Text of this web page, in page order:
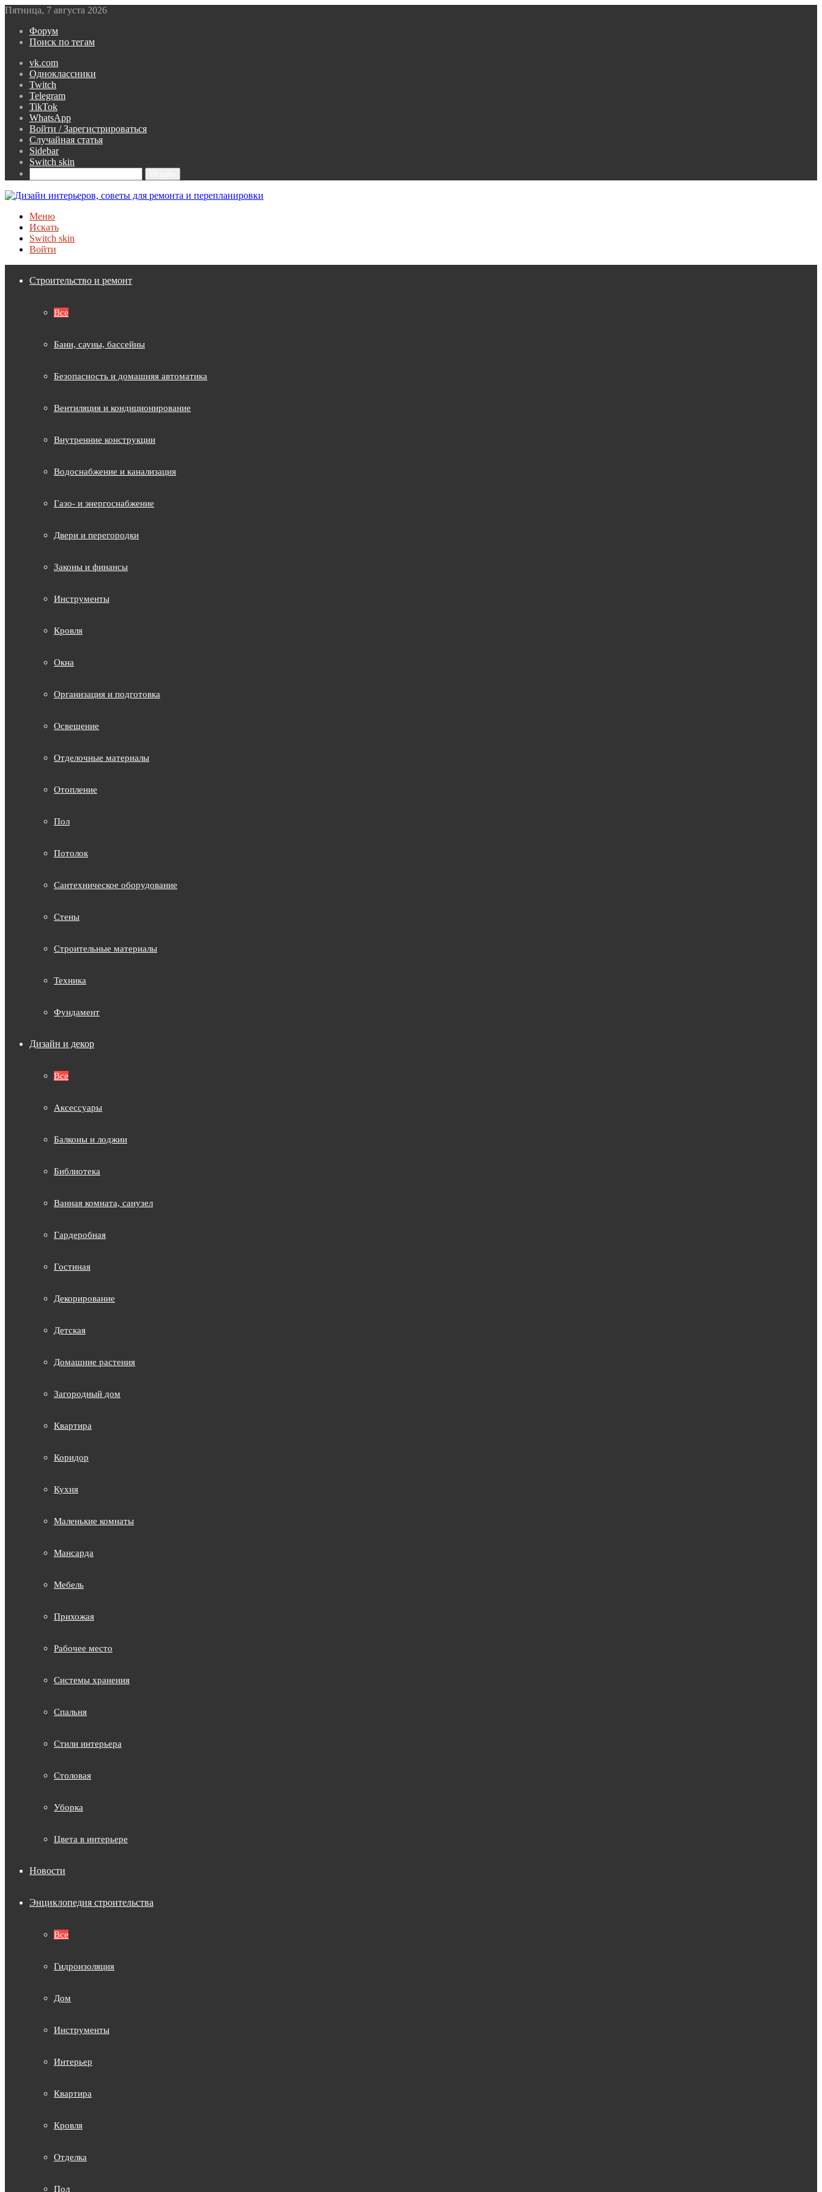
Пятница, 7 августа 2026
Форум
Поиск по тегам
vk.com
Одноклассники
Twitch
Telegram
TikTok
WhatsApp
Войти / Зарегистрироваться
Случайная статья
Sidebar
Switch skin
Меню
Искать
Switch skin
Войти
Строительство и ремонт
Все
Бани, сауны, бассейны
Безопасность и домашняя автоматика
Вентиляция и кондиционирование
Внутренние конструкции
Водоснабжение и канализация
Газо- и энергоснабжение
Двери и перегородки
Законы и финансы
Инструменты
Кровля
Окна
Организация и подготовка
Освещение
Отделочные материалы
Отопление
Пол
Потолок
Сантехническое оборудование
Стены
Строительные материалы
Техника
Фундамент
Дизайн и декор
Все
Аксессуары
Балконы и лоджии
Библиотека
Ванная комната, санузел
Гардеробная
Гостиная
Декорирование
Детская
Домашние растения
Загородный дом
Квартира
Коридор
Кухня
Маленькие комнаты
Мансарда
Мебель
Прихожая
Рабочее место
Системы хранения
Спальня
Стили интерьера
Столовая
Уборка
Цвета в интерьере
Новости
Энциклопедия строительства
Все
Гидроизоляция
Дом
Инструменты
Интерьер
Квартира
Кровля
Отделка
Пол